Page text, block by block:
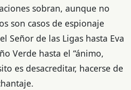
sobran, aunque no
son casos de espionaje
Señor de las Ligas hasta Eva
Verde hasta el “ánimo,
es desacreditar, hacerse de